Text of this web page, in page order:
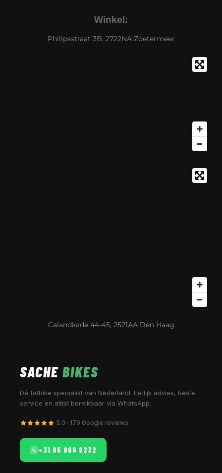
Winkel:
Philipsstraat 3B, 2722NA Zoetermeer
Calandkade 44-45, 2521AA Den Haag
SACHE BIKES
Dé fatbike specialist van Nederland. Eerlijk advies, beste
service en altijd bereikbaar via WhatsApp.
5.0 · 179 Google reviews
+31 85 060 9232